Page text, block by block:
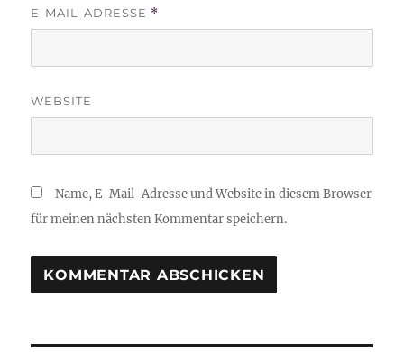
E-MAIL-ADRESSE *
WEBSITE
Name, E-Mail-Adresse und Website in diesem Browser
für meinen nächsten Kommentar speichern.